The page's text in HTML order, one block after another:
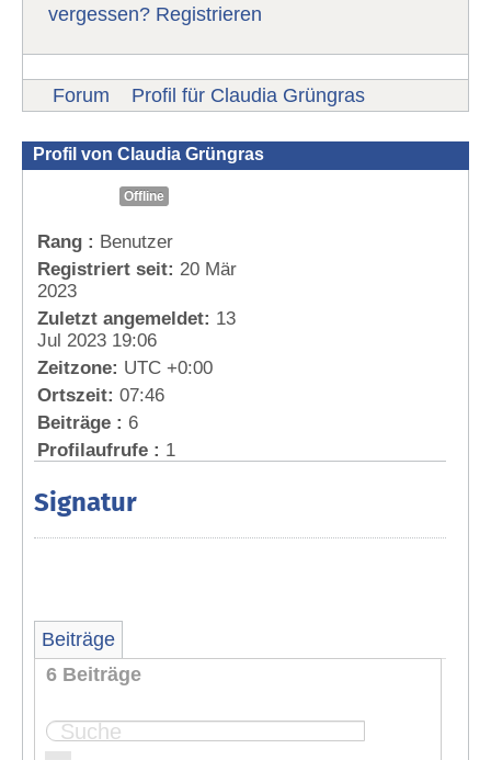
vergessen? Registrieren
Forum Profil für Claudia Grüngras
Profil von Claudia Grüngras
Offline
Rang : Benutzer
Registriert seit: 20 Mär
2023
Zuletzt angemeldet: 13
Jul 2023 19:06
Zeitzone: UTC +0:00
Ortszeit: 07:46
Beiträge : 6
Profilaufrufe : 1
Signatur
Beiträge
6 Beiträge